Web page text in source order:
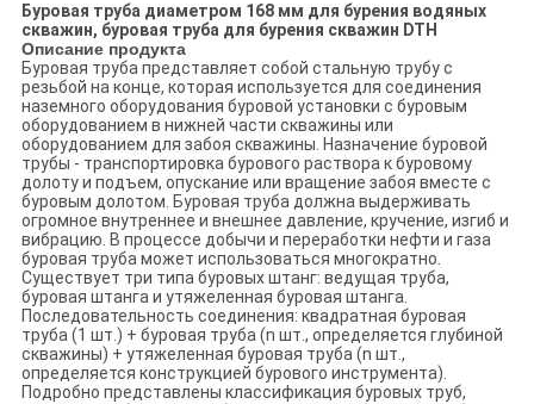
Буровая труба диаметром 168 мм для бурения водяных
скважин, буровая труба для бурения скважин DTH
Описание продукта
Буровая труба представляет собой стальную трубу с
резьбой на конце, которая используется для соединения
наземного оборудования буровой установки с буровым
оборудованием в нижней части скважины или
оборудованием для забоя скважины. Назначение буровой
трубы - транспортировка бурового раствора к буровому
долоту и подъем, опускание или вращение забоя вместе с
буровым долотом. Буровая труба должна выдерживать
огромное внутреннее и внешнее давление, кручение, изгиб и
вибрацию. В процессе добычи и переработки нефти и газа
буровая труба может использоваться многократно.
Существует три типа буровых штанг: ведущая труба,
буровая штанга и утяжеленная буровая штанга.
Последовательность соединения: квадратная буровая
труба (1 шт.) + буровая труба (n шт., определяется глубиной
скважины) + утяжеленная буровая труба (n шт.,
определяется конструкцией бурового инструмента).
Подробно представлены классификация буровых труб,